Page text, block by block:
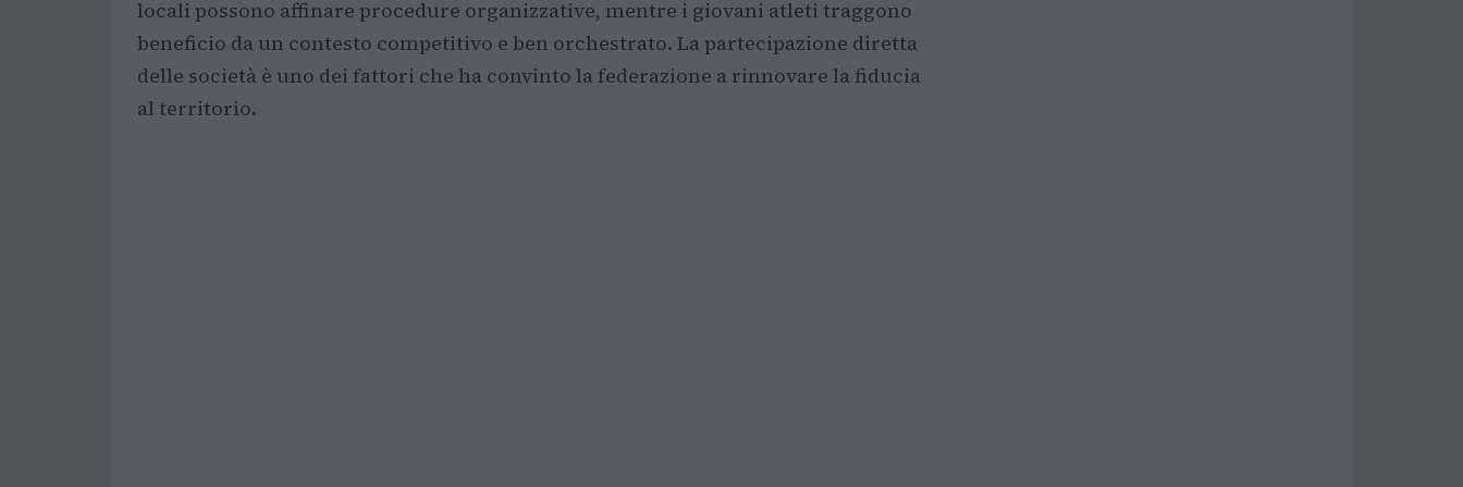
locali possono affinare procedure organizzative, mentre i giovani atleti traggono
beneficio da un contesto competitivo e ben orchestrato. La partecipazione diretta
delle società è uno dei fattori che ha convinto la federazione a rinnovare la fiducia
al territorio.